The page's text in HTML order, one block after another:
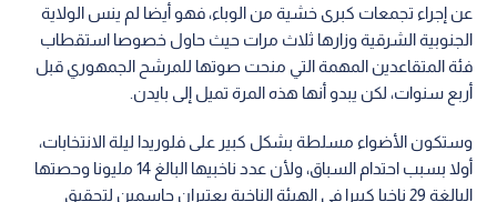
عن إجراء تجمعات كبرى خشية من الوباء، فهو أيضا لم ينس الولاية
الجنوبية الشرقية وزارها ثلاث مرات حيث حاول خصوصا استقطاب
فئة المتقاعدين المهمة التي منحت صوتها للمرشح الجمهوري قبل
أربع سنوات، لكن يبدو أنها هذه المرة تميل إلى بايدن.
وستكون الأضواء مسلطة بشكل كبير على فلوريدا ليلة الانتخابات،
أولا بسبب احتدام السباق، ولأن عدد ناخبيها البالغ 14 مليونا وحصتها
البالغة 29 ناخبا كبيرا في الهيئة الناخبة يعتبران حاسمين لتحقيق